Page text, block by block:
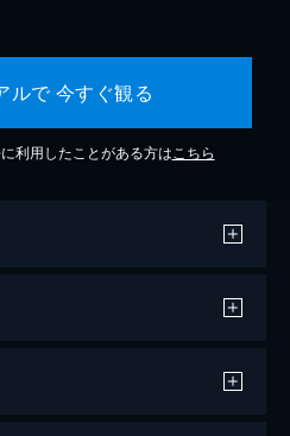
ルで 今すぐ観る
利用したことがある方は こちら